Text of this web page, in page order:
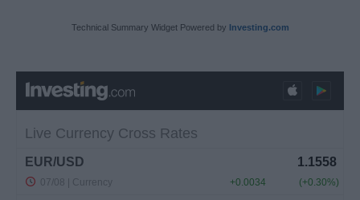
Technical Summary Widget Powered by Investing.com